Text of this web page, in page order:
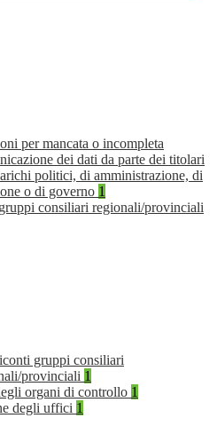
per mancata o incompleta
dei dati da parte dei titolari
politici, di amministrazione, di
o di governo 1
consiliari regionali/provinciali
gruppi consiliari
provinciali 1
organi di controllo 1
degli uffici 1